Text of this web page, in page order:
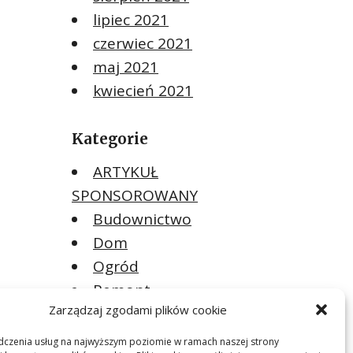
Zarządzaj zgodami plików cookie
usług na najwyższym poziomie w ramach naszej strony
lipiec 2021
czerwiec 2021
maj 2021
kwiecień 2021
Kategorie
ARTYKUŁ
SPONSOROWANY
Budownictwo
Dom
Ogród
Remont
Meta